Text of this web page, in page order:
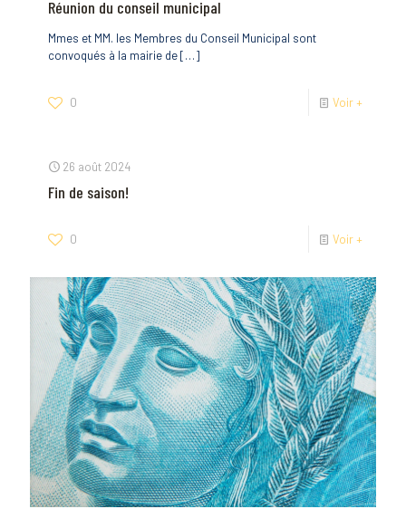
Réunion du conseil municipal
Mmes et MM. les Membres du Conseil Municipal sont
convoqués à la mairie de[…]
0 Voir +
26 août 2024
Fin de saison!
0 Voir +